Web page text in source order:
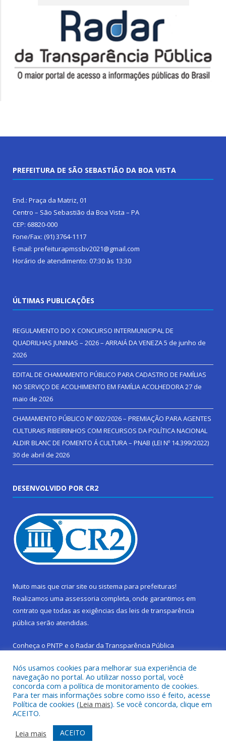
PREFEITURA DE SÃO SEBASTIÃO DA BOA VISTA
End.: Praça da Matriz, 01
Centro – São Sebastião da Boa Vista – PA
CEP: 68820-000
Fone/Fax: (91) 3764-1117
E-mail: prefeiturapmssbv2021@gmail.com
Horário de atendimento: 07:30 às 13:30
ÚLTIMAS PUBLICAÇÕES
REGULAMENTO DO X CONCURSO INTERMUNICIPAL DE
QUADRILHAS JUNINAS – 2026 – ARRAIÁ DA VENEZA5 de junho de
2026
EDITAL DE CHAMAMENTO PÚBLICO PARA CADASTRO DE FAMÍLIAS
NO SERVIÇO DE ACOLHIMENTO EM FAMÍLIA ACOLHEDORA27 de
maio de 2026
CHAMAMENTO PÚBLICO Nº 002/2026 – PREMIAÇÃO PARA AGENTES
CULTURAIS RIBEIRINHOS COM RECURSOS DA POLÍTICA NACIONAL
ALDIR BLANC DE FOMENTO Á CULTURA – PNAB (LEI Nº 14.399/2022)
30 de abril de 2026
DESENVOLVIDO POR CR2
Muito mais que criar site ou sistema para prefeituras!
Realizamos uma assessoria completa, onde garantimos em
contrato que todas as exigências das leis de transparência
pública serão atendidas.
Conheça o PNTP e o Radar da Transparência Pública
Todos os direitos reservados a Prefeitura Municipal de São
Sebastião da Boa Vista.
Frequência Online
Mapa do Site
Acessar Área Administrativa
Nós usamos cookies para melhorar sua experiência de
navegação no portal. Ao utilizar nosso portal, você
concorda com a política de monitoramento de cookies.
Para ter mais informações sobre como isso é feito, acesse
Política de cookies (Leia mais). Se você concorda, clique em
ACEITO.
Leia mais
ACEITO